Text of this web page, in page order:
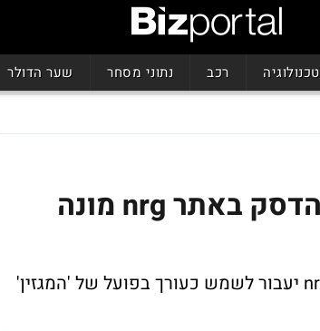
טכנולוגיה רכב נתוני מסחר שער הדולר
תזוזות במעריב: אבי יופה - ראש הדסק באתר nrg מונה
הצרחת תפקידים במעריב. יופה ששימש ראש דסק ב-nrg יעבור לשמש כעורך בפועל של 'המגזין'